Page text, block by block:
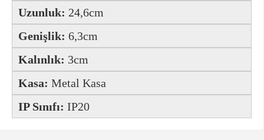
Uzunluk: 24,6cm
Genişlik: 6,3cm
Kalınlık: 3cm
Kasa: Metal Kasa
IP Sınıfı: IP20